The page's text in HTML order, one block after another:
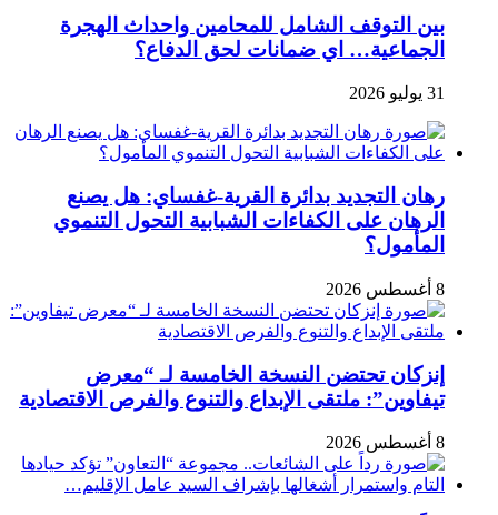
بين التوقف الشامل للمحامين واحداث الهجرة
الجماعية… اي ضمانات لحق الدفاع؟
31 يوليو 2026
رهان التجديد بدائرة القرية-غفساي: هل يصنع
الرهان على الكفاءات الشبابية التحول التنموي
المأمول؟
8 أغسطس 2026
إنزكان تحتضن النسخة الخامسة لـ “معرض
تيفاوين”: ملتقى الإبداع والتنوع والفرص الاقتصادية
8 أغسطس 2026